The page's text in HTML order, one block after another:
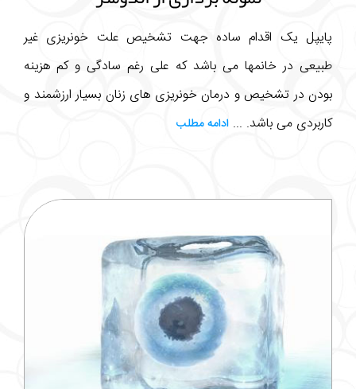
پایپل یک اقدام ساده جهت تشخیص علت خونریزی غیر
طبیعی در خانمها می باشد که علی رغم سادگی و کم هزینه
بودن در تشخیص و درمان خونریزی های زنان بسیار ارزشمند و
کاربردی می باشد. ... ادامه مطلب